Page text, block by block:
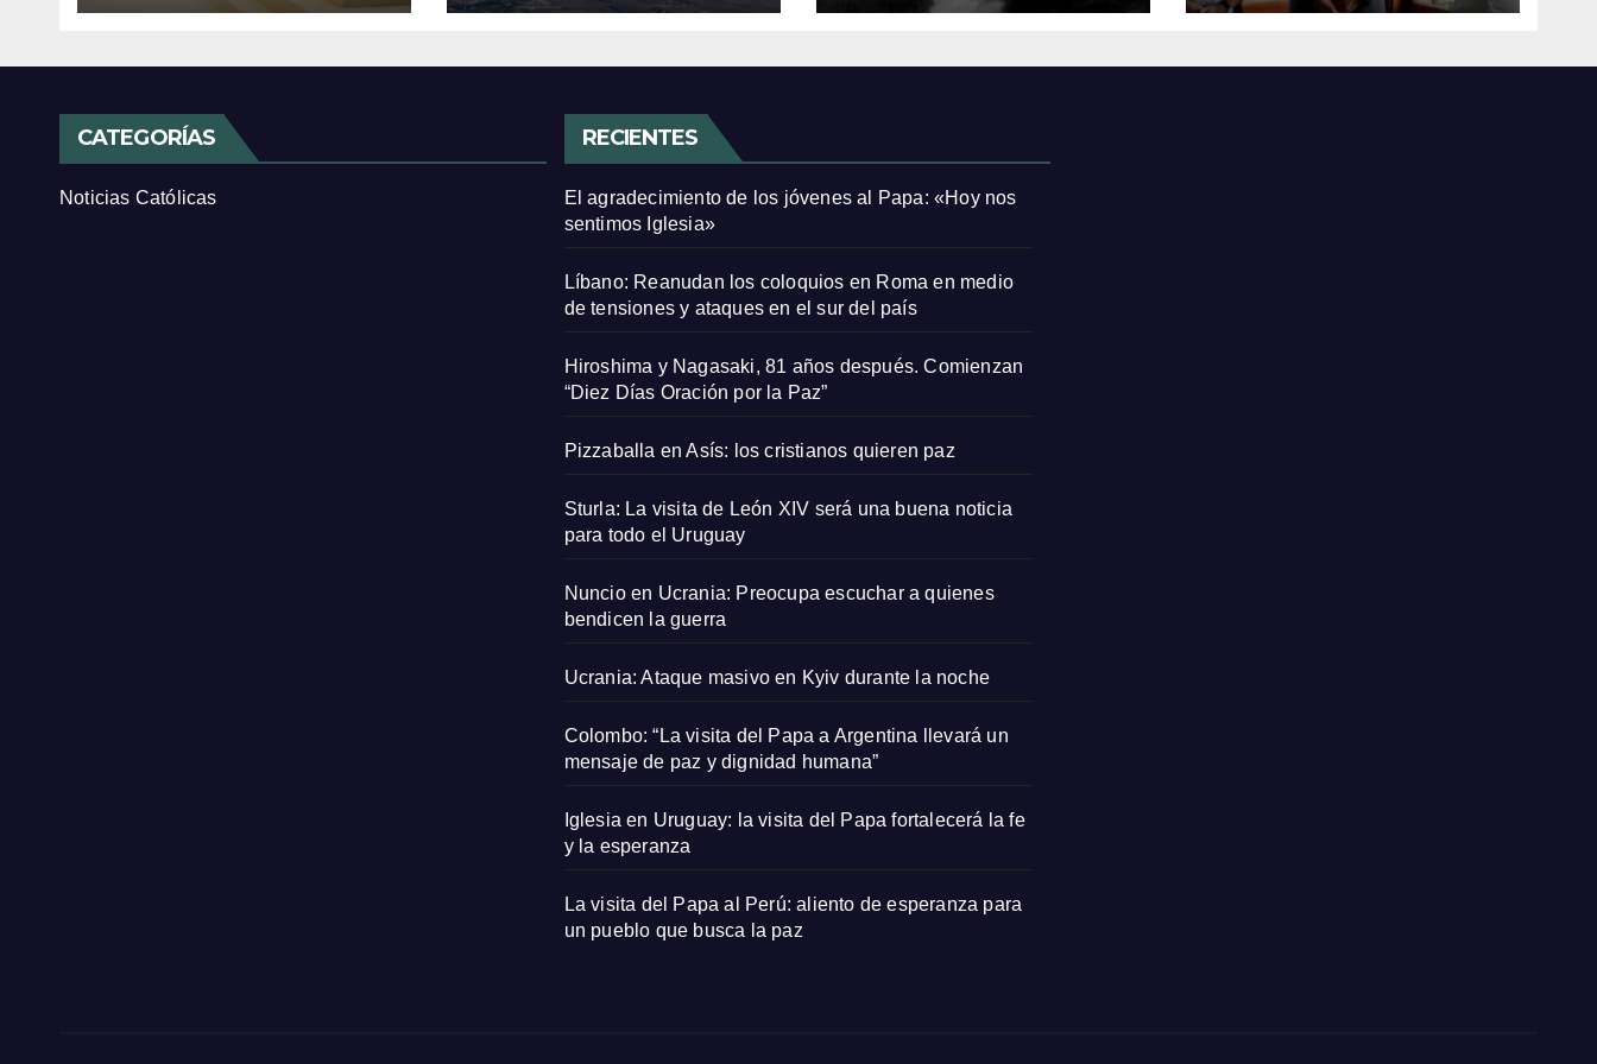
Paz”
CATEGORÍAS
Noticias Católicas
RECIENTES
El agradecimiento de los jóvenes al Papa: «Hoy nos
sentimos Iglesia»
Líbano: Reanudan los coloquios en Roma en medio
de tensiones y ataques en el sur del país
Hiroshima y Nagasaki, 81 años después. Comienzan
“Diez Días Oración por la Paz”
Pizzaballa en Asís: los cristianos quieren paz
Sturla: La visita de León XIV será una buena noticia
para todo el Uruguay
Nuncio en Ucrania: Preocupa escuchar a quienes
bendicen la guerra
Ucrania: Ataque masivo en Kyiv durante la noche
Colombo: “La visita del Papa a Argentina llevará un
mensaje de paz y dignidad humana”
Iglesia en Uruguay: la visita del Papa fortalecerá la fe
y la esperanza
La visita del Papa al Perú: aliento de esperanza para
un pueblo que busca la paz